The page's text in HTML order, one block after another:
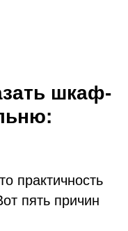
шкаф-
практичность
пять причин